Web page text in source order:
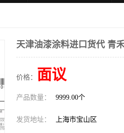
天津油漆涂料进口货代 青
价格： 面议
产品数量： 9999.00个
发货地址： 上海市宝山区